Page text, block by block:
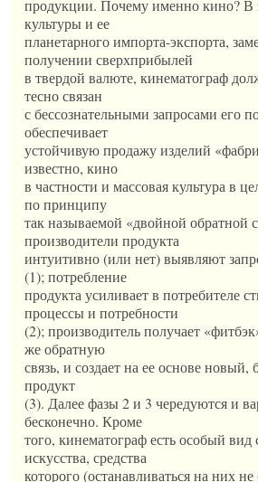
продукции. Почему именно кино? В
культуры и ее
планетарного импорта-экспорта,
получении сверхприбылей
в твердой валюте, кинематограф
тесно связан
с бессознательными запросами его
обеспечивает
устойчивую продажу изделий
известно, кино
в частности и массовая культура в
по принципу
так называемой «двойной обратной
производители продукта
интуитивно (или нет) выявляют
(1); потребление
продукта усиливает в потребителе
процессы и потребности
(2); производитель получает
же обратную
связь, и создает на ее основе
продукт
(3). Далее фазы 2 и 3 чередуются и
бесконечно. Кроме
того, кинематограф есть особый вид
искусства, средства
которого (останавливаться на них